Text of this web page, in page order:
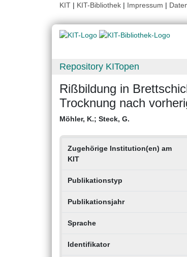
KIT | KIT-Bibliothek | Impressum |
Repository KITopen
Rißbildung in
Trocknung nach
Möhler, K.; Steck, G.
Zugehörige Institution(en) am
KIT
Publikationstyp
Publikationsjahr
Sprache
Identifikator